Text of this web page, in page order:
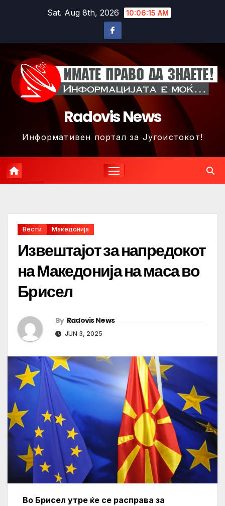
Sat. Aug 8th, 2026 10:06:18 AM
Radovis News
Информативен портал за Југоистокот!
Вести Македонија
Извештајот за напредокот
на Македонија на маса во
Брисел
By Radovis News
JUN 3, 2025
Во Брисел утре ќе се расправа за